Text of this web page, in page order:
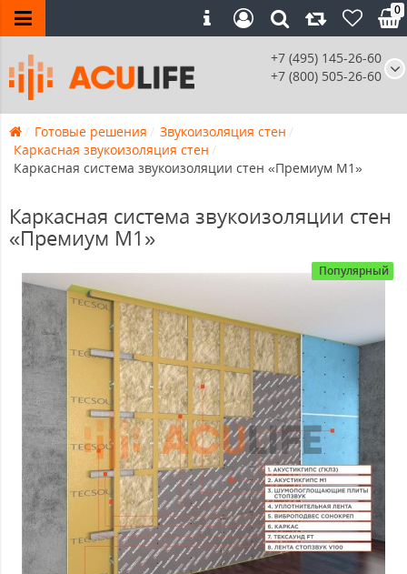
+7 (495) 145-26-60
+7 (800) 505-26-60
0
Готовые решения
Звукоизоляция стен
Каркасная звукоизоляция стен
Каркасная система звукоизоляции стен «Премиум М1»
Каркасная система звукоизоляции стен
«Премиум М1»
Популярный